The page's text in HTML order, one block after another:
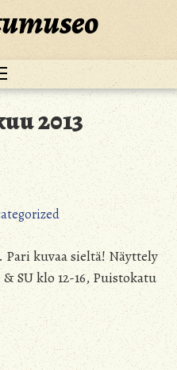
2013
Pari kuvaa sieltä! Näyttely
& SU klo 12-16, Puistokatu